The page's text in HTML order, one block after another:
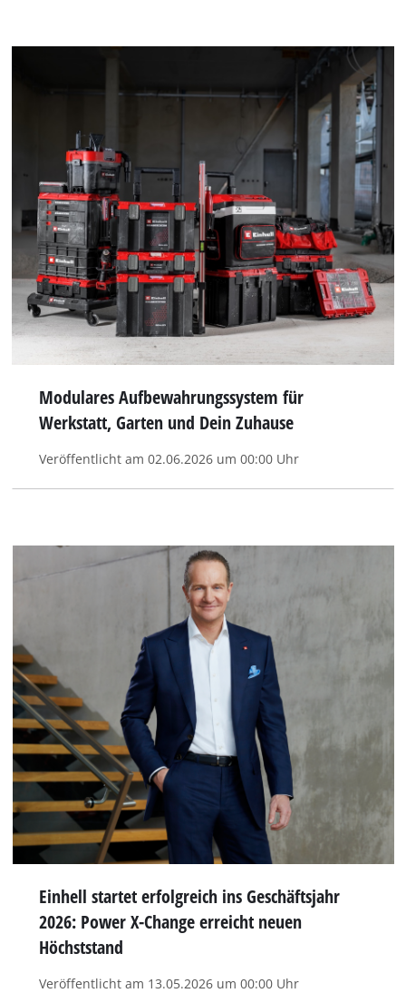
Modulares Aufbewahrungssystem für
Werkstatt, Garten und Dein Zuhause
Veröffentlicht am 02.06.2026 um 00:00 Uhr
Einhell startet erfolgreich ins Geschäftsjahr
2026: Power X-Change erreicht neuen
Höchststand
Veröffentlicht am 13.05.2026 um 00:00 Uhr